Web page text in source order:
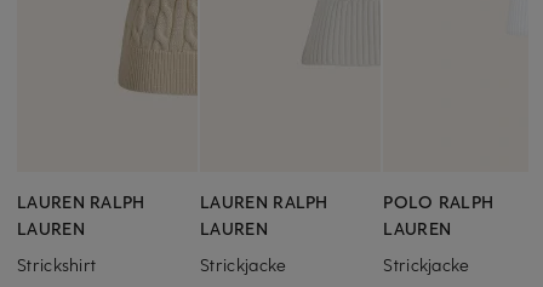
LAUREN RALPH
LAUREN
Strickshirt
LAUREN RALPH
LAUREN
Strickjacke
POLO RALPH
LAUREN
Strickjacke